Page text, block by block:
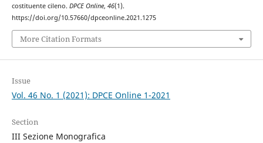
costituente cileno. DPCE Online, 46(1).
https://doi.org/10.57660/dpceonline.2021.1275
More Citation Formats
Issue
Vol. 46 No. 1 (2021): DPCE Online 1-2021
Section
III Sezione Monografica